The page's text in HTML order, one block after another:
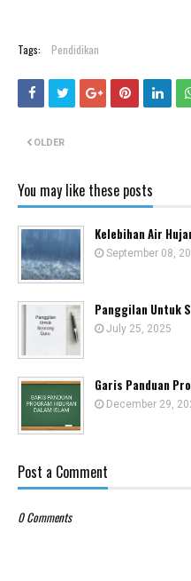
Tags: Pendidikan
OLDER
You may like these posts
Kelebihan Air
September 08,
Panggilan Untuk
July 25, 2025
Garis Panduan
December 29,
Post a Comment
0 Comments